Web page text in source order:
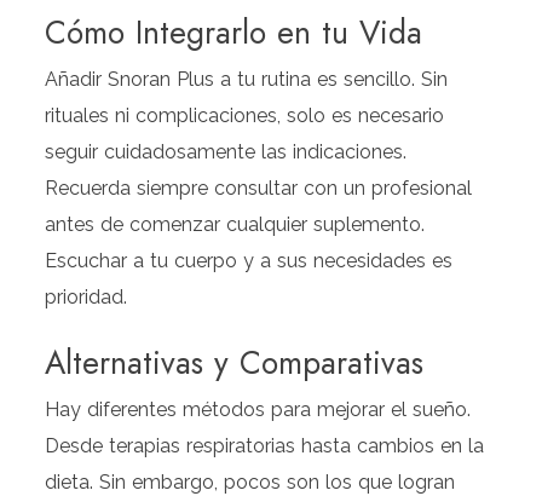
Cómo Integrarlo en tu Vida
Añadir Snoran Plus a tu rutina es sencillo. Sin
rituales ni complicaciones, solo es necesario
seguir cuidadosamente las indicaciones.
Recuerda siempre consultar con un profesional
antes de comenzar cualquier suplemento.
Escuchar a tu cuerpo y a sus necesidades es
prioridad.
Alternativas y Comparativas
Hay diferentes métodos para mejorar el sueño.
Desde terapias respiratorias hasta cambios en la
dieta. Sin embargo, pocos son los que logran